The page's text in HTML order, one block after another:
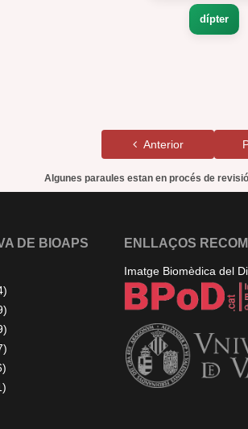
dípter
Anterior
Algunes paraules estan en procés de
DE BIOAPS ENLLAÇOS
Imatge Biomèdica del